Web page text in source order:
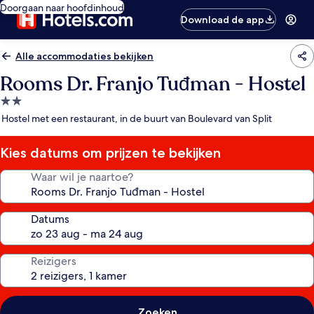
Doorgaan naar hoofdinhoud
Download de app
Alle accommodaties bekijken
Rooms Dr. Franjo Tuđman - Hostel
2.0-
sterrenaccommodatie
Hostel met een restaurant, in de buurt van Boulevard van Split
Kies datums om prijzen te bekijken
Waar wil je naartoe?
Datums
Reizigers